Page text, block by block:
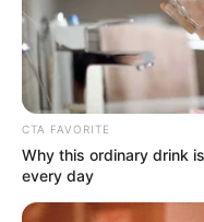
CTA FAVORITE
Why this ordinary drink
every day